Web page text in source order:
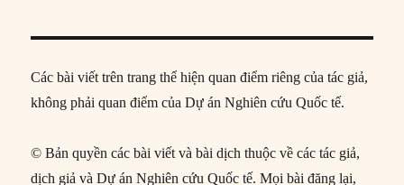
Các bài viết trên trang thể hiện quan điểm riêng của tác giả,
không phải quan điểm của Dự án Nghiên cứu Quốc tế.
© Bản quyền các bài viết và bài dịch thuộc về các tác giả,
dịch giả và Dự án Nghiên cứu Quốc tế. Mọi bài đăng lại,